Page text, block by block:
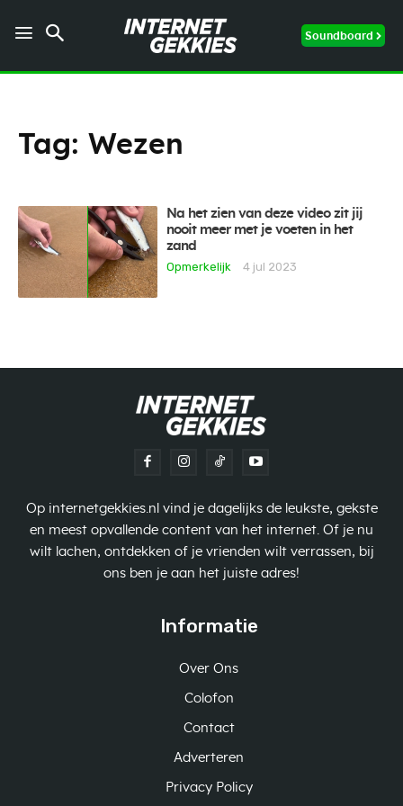
Soundboard
Tag: Wezen
Na het zien van deze video zit jij
nooit meer met je voeten in het
zand
Opmerkelijk
4 jul 2023
Op internetgekkies.nl vind je dagelijks de leukste, gekste
en meest opvallende content van het internet. Of je nu
wilt lachen, ontdekken of je vrienden wilt verrassen, bij
ons ben je aan het juiste adres!
Informatie
Over Ons
Colofon
Contact
Adverteren
Privacy Policy